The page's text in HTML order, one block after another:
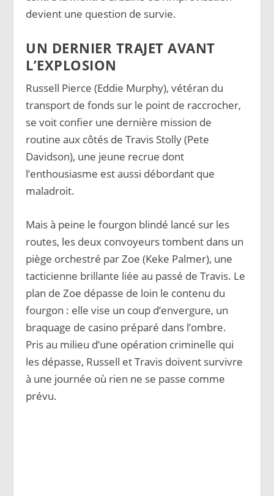
devient une question de survie.
UN DERNIER TRAJET AVANT
L’EXPLOSION
Russell Pierce (Eddie Murphy), vétéran du
transport de fonds sur le point de raccrocher,
se voit confier une dernière mission de
routine aux côtés de Travis Stolly (Pete
Davidson), une jeune recrue dont
l’enthousiasme est aussi débordant que
maladroit.
Mais à peine le fourgon blindé lancé sur les
routes, les deux convoyeurs tombent dans un
piège orchestré par Zoe (Keke Palmer), une
tacticienne brillante liée au passé de Travis. Le
plan de Zoe dépasse de loin le contenu du
fourgon : elle vise un coup d’envergure, un
braquage de casino préparé dans l’ombre.
Pris au milieu d’une opération criminelle qui
les dépasse, Russell et Travis doivent survivre
à une journée où rien ne se passe comme
prévu.